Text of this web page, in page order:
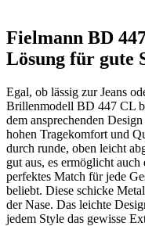
Fielmann BD
Lösung für gute
Egal, ob lässig zur Jeans
Brillenmodell BD 447 CL
dem ansprechenden
hohen Tragekomfort und
durch runde, oben leicht
gut aus, es ermöglicht
perfektes Match für jede
beliebt. Diese schicke
der Nase. Das leichte
jedem Style das gewisse